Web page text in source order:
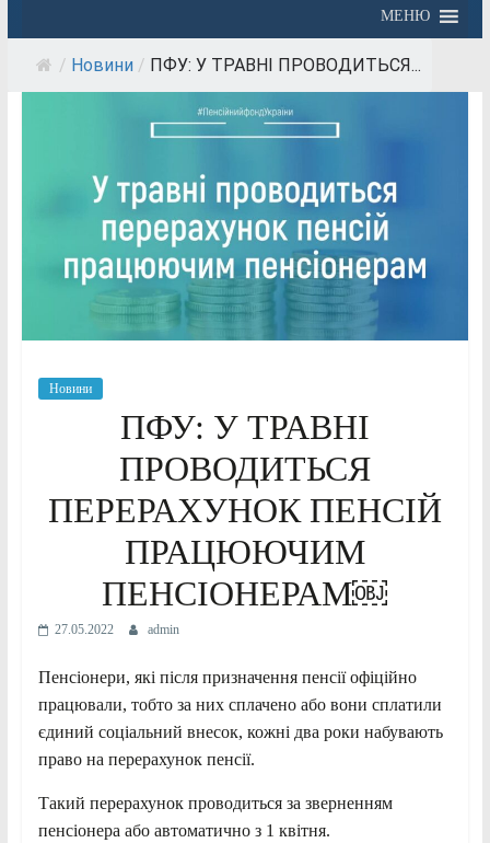
МЕНЮ
/ Новини / ПФУ: У ТРАВНІ ПРОВОДИТЬСЯ...
Новини
ПФУ: У ТРАВНІ
ПРОВОДИТЬСЯ
ПЕРЕРАХУНОК ПЕНСІЙ
ПРАЦЮЮЧИМ
ПЕНСІОНЕРАМ￼
27.05.2022 admin
Пенсіонери, які після призначення пенсії офіційно
працювали, тобто за них сплачено або вони сплатили
єдиний соціальний внесок, кожні два роки набувають
право на перерахунок пенсії.
Такий перерахунок проводиться за зверненням
пенсіонера або автоматично з 1 квітня.